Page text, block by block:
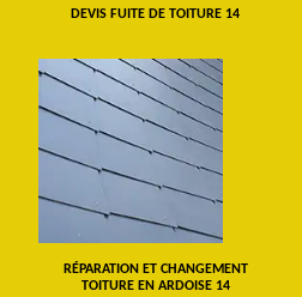
DEVIS FUITE DE TOITURE 14
RÉPARATION ET CHANGEMENT
TOITURE EN ARDOISE 14